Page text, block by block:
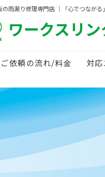
の雨漏り修理専門店 ｜「心でつながる
ワークスリン
ご依頼の流れ/料金 対